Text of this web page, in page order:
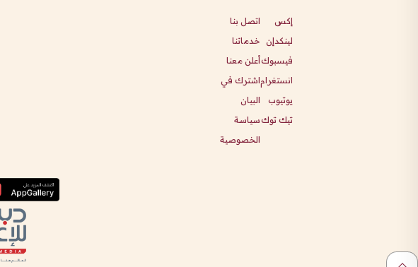
إكس
لينكدإن
فيسبوك
انستغرام
يوتيوب
تيك توك
اتصل بنا
خدماتنا
أعلن معنا
اشترك في
البيان
سياسة
الخصوصية